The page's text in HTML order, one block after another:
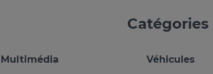
Multimédia Véhicules